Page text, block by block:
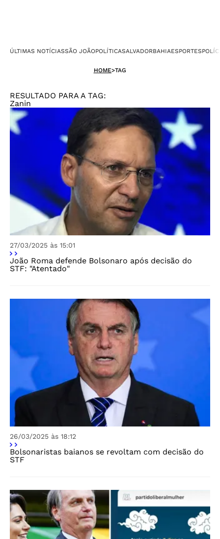
ÚLTIMAS NOTÍCIASSÃO JOÃOPOLÍTICASALVADORBAHIAESPORTES
HOME>TAG
RESULTADO PARA A TAG:
Zanin
27/03/2025 às 15:01
João Roma defende Bolsonaro após decisão do
STF: "Atentado"
26/03/2025 às 18:12
Bolsonaristas baianos se revoltam com decisão do
STF